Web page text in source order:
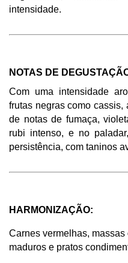
intensidade.
NOTAS DE
Com uma intensidade
frutas negras como
de notas de fumaça,
rubi intenso, e no
persistência, com taninos
HARMONIZAÇÃO:
Carnes vermelhas,
maduros e pratos